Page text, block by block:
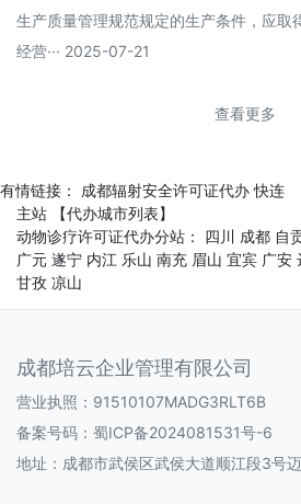
生产质量管理规范规定的生产条件，应取
经营··· 2025-07-21
查看更多
有情链接： 成都辐射安全许可证代办 快连
主站
【代办城市列表】
动物诊疗许可证代办分站： 四川 成都 自
广元 遂宁 内江 乐山 南充 眉山 宜宾 广安
甘孜 凉山
成都培云企业管理有限公司
营业执照：91510107MADG3RLT6B
备案号码： 蜀ICP备2024081531号-6
地址：成都市武侯区武侯大道顺江段3号